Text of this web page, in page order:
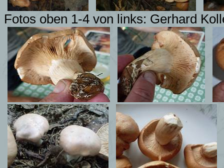
Fotos oben 1-4 von links: Gerhard